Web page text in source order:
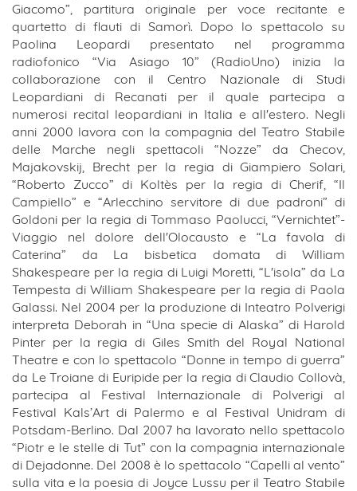
Giacomo”, partitura originale per voce recitante e
quartetto di flauti di Samorì. Dopo lo spettacolo su
Paolina Leopardi presentato nel programma
radiofonico “Via Asiago 10” (RadioUno) inizia la
collaborazione con il Centro Nazionale di Studi
Leopardiani di Recanati per il quale partecipa a
numerosi recital leopardiani in Italia e all'estero. Negli
anni 2000 lavora con la compagnia del Teatro Stabile
delle Marche negli spettacoli “Nozze” da Checov,
Majakovskij, Brecht per la regia di Giampiero Solari,
“Roberto Zucco” di Koltès per la regia di Cherif, “Il
Campiello” e “Arlecchino servitore di due padroni” di
Goldoni per la regia di Tommaso Paolucci, “Vernichtet”-
Viaggio nel dolore dell'Olocausto e “La favola di
Caterina” da La bisbetica domata di William
Shakespeare per la regia di Luigi Moretti, “L'isola” da La
Tempesta di William Shakespeare per la regia di Paola
Galassi. Nel 2004 per la produzione di Inteatro Polverigi
interpreta Deborah in “Una specie di Alaska” di Harold
Pinter per la regia di Giles Smith del Royal National
Theatre e con lo spettacolo “Donne in tempo di guerra”
da Le Troiane di Euripide per la regia di Claudio Collovà,
partecipa al Festival Internazionale di Polverigi al
Festival Kals’Art di Palermo e al Festival Unidram di
Potsdam-Berlino. Dal 2007 ha lavorato nello spettacolo
“Piotr e le stelle di Tut” con la compagnia internazionale
di Dejadonne. Del 2008 è lo spettacolo “Capelli al vento”
sulla vita e la poesia di Joyce Lussu per il Teatro Stabile